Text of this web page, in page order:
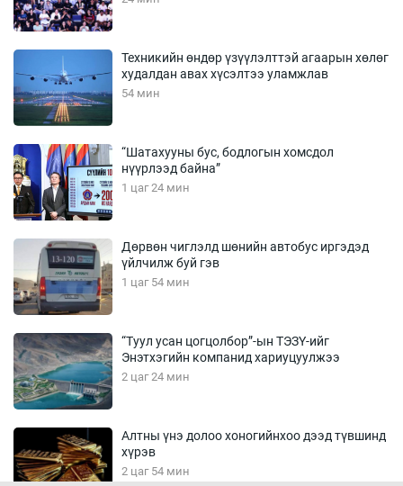
Техникийн өндөр үзүүлэлттэй агаарын хөлөг
худалдан авах хүсэлтээ уламжлав
54 мин
“Шатахууны бус, бодлогын хомсдол
нүүрлээд байна”
1 цаг 24 мин
Дөрвөн чиглэлд шөнийн автобус иргэдэд
үйлчилж буй гэв
1 цаг 54 мин
“Туул усан цогцолбор”-ын ТЭЗҮ-ийг
Энэтхэгийн компанид хариуцуулжээ
2 цаг 24 мин
Алтны үнэ долоо хоногийнхоо дээд түвшинд
хүрэв
2 цаг 54 мин